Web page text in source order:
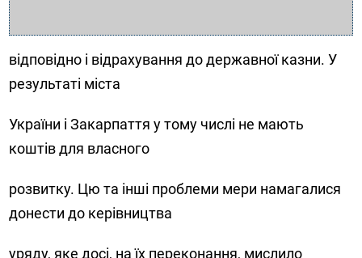
відповідно і відрахування до державної казни. У
результаті міста
України і Закарпаття у тому числі не мають
коштів для власного
розвитку. Цю та інші проблеми мери намагалися
донести до керівництва
уряду, яке досі, на їх переконання, мислило